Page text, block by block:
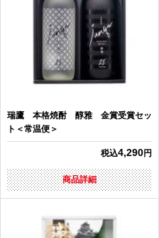
瑞鷹 本格焼酎 醇雅 金賞受賞セッ
ト＜常温便＞
税込4,290円
商品詳細